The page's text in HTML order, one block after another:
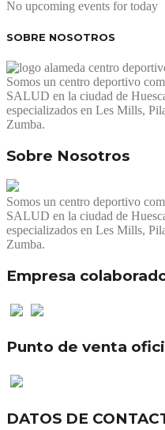
No upcoming events for today
SOBRE NOSOTROS
Somos un centro deportivo
SALUD en la ciudad de
especializados en Les Mills,
Zumba.
Sobre Nosotros
Somos un centro deportivo
SALUD en la ciudad de
especializados en Les Mills,
Zumba.
Empresa
Punto de venta
DATOS DE